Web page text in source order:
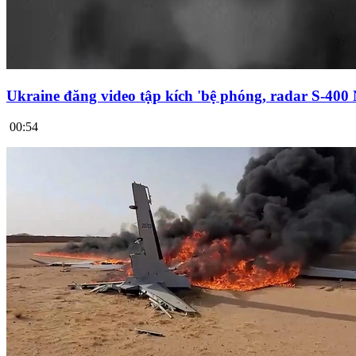
Ukraine đăng video tập kích 'bệ phóng, radar S-400
00:54